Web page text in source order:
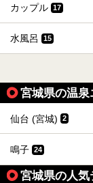
カップル 17
水風呂 15
宮城県の温
仙台 (宮城) 2
鳴子 24
宮城県の人